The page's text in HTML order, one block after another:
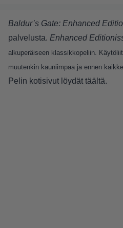
Baldur’s Gate: Enhanced
palvelusta. Enhanced
alkuperäiseen klassikkopeliin.
muutenkin kauniimpaa ja ennen
Pelin kotisivut löydät täältä.